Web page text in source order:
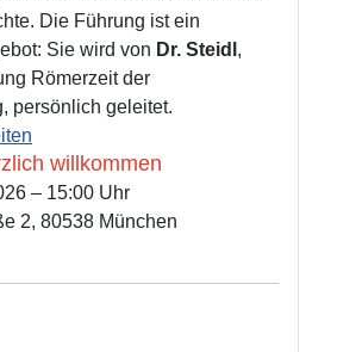
Die Führung ist ein
Sie wird von Dr. Steidl ,
Römerzeit der
persönlich geleitet.
willkommen
– 15:00 Uhr
2, 80538 München